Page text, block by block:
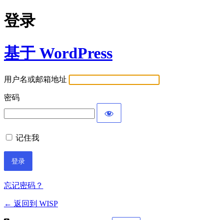
登录
基于 WordPress
用户名或邮箱地址
密码
记住我
忘记密码？
← 返回到 WISP